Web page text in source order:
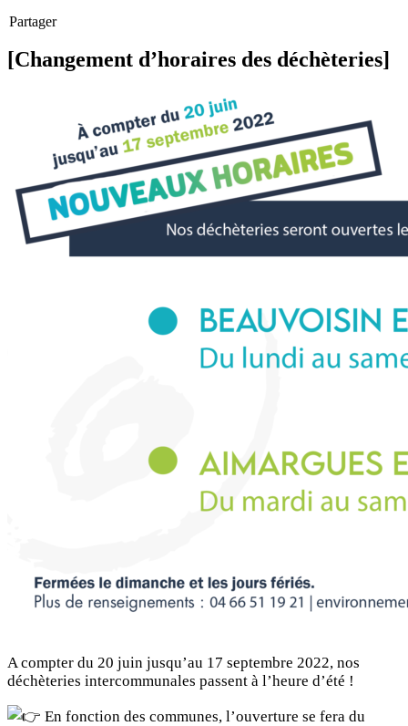
Partager
[Changement d’horaires des déchèteries]
A compter du 20 juin jusqu’au 17 septembre 2022, nos
déchèteries intercommunales passent à l’heure d’été !
En fonction des communes, l’ouverture se fera du